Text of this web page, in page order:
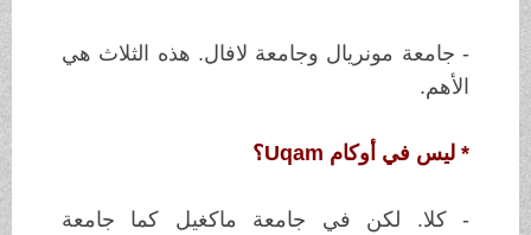
جامعة مونريال وجامعة لافال. هذه الثلاث هي
الأهم.
ليس في أوكامUqam ؟
كلا. لكن في جامعة ماكغيل كما جامعة